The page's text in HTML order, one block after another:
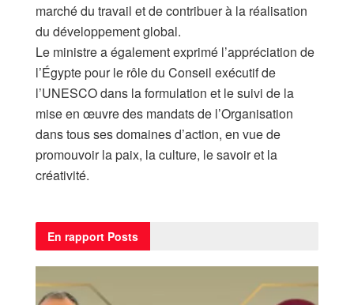
marché du travail et de contribuer à la réalisation
du développement global.
Le ministre a également exprimé l’appréciation de
l’Égypte pour le rôle du Conseil exécutif de
l’UNESCO dans la formulation et le suivi de la
mise en œuvre des mandats de l’Organisation
dans tous ses domaines d’action, en vue de
promouvoir la paix, la culture, le savoir et la
créativité.
En rapport Posts